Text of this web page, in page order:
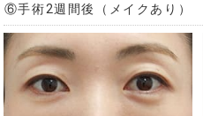
⑥手術2週間後（メイクあり）